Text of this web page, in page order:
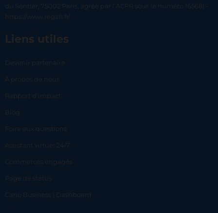
du Sentier, 75002 Paris, agréé par l’ACPR sous le numéro 16568) -
https://www.regafi.fr/
Liens utiles
Devenir partenaire
À propos de nous
Rapport d’impact
Blog
Foire aux questions
Assistant virtuel 24/7
Commerces engagés
Page de status
Carlo Business | Dashboard